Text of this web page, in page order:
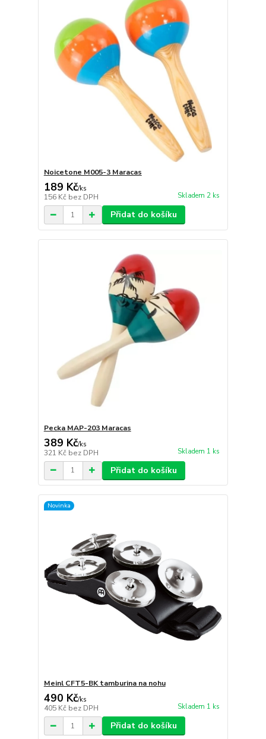
Noicetone M005-3 Maracas
189 Kč/ks
156 Kč bez DPH Skladem 2 ks
Přidat do košíku
Pecka MAP-203 Maracas
389 Kč/ks
321 Kč bez DPH Skladem 1 ks
Přidat do košíku
Novinka
Meinl CFT5-BK tamburina na nohu
490 Kč/ks
405 Kč bez DPH Skladem 1 ks
Přidat do košíku